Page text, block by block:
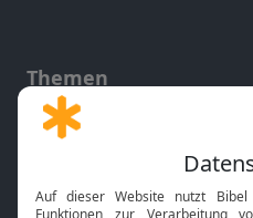
Themen
Gott und Bibel erklärt
Neuigkeiten